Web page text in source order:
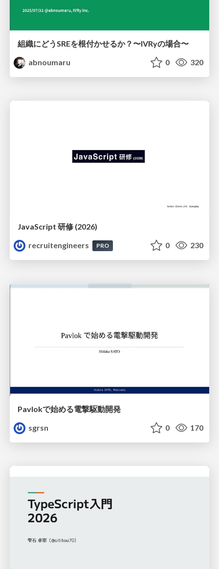
組織にどうSREを根付かせるか？〜IVRyの場合〜
abnoumaru
0 320
JavaScript 研修 (2026)
recruitengineers
PRO 0 230
Pavlokで始める電撃駆動開発
sgrsn
0 170